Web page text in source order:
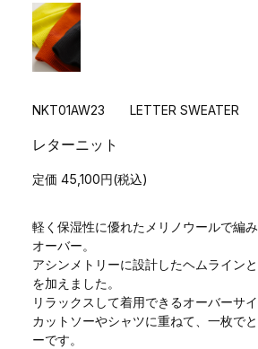
NKT01AW23 LETTER SWEATER
レターニット
定価 45,100円(税込)
軽く保湿性に優れたメリノウールで編
オーバー。
アシンメトリーに設計したヘムライン
を加えました。
リラックスして着用できるオーバーサイ
カットソーやシャツに重ねて、一枚で
ーです。